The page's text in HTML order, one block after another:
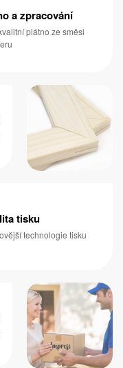
a zpracování
plátno ze směsi
tisku
technologie tisku